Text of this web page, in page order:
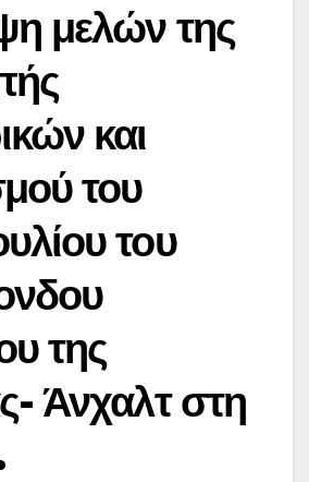
μελών της
και
του
του
της
Άνχαλτ στη